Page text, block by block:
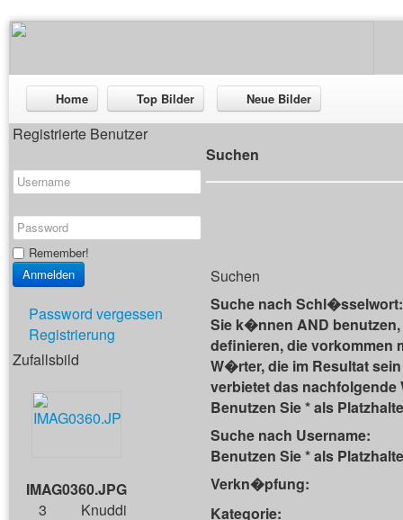
Home Top Bilder Neue Bilder
Registrierte Benutzer
Remember!
Password vergessen
Registrierung
Zufallsbild
IMAG0360.JPG
3
Knuddi
Suchen
Suchen
Suche nach Schl�sselwort:
Sie k�nnen AND
definieren, die
W�rter, die im Resultat
verbietet das nachfolgende
Benutzen Sie * als
Suche nach Username:
Benutzen Sie * als
Verkn�pfung:
Kategorie: